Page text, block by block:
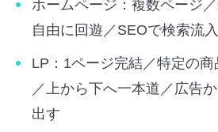
ホームページ：複数ページ
自由に回遊／SEOで検索流
LP：1ページ完結／特定の
／上から下へ一本道／広告
出す